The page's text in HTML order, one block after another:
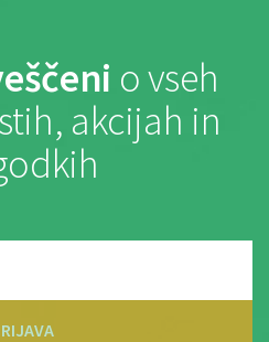
o vseh
akcijah in